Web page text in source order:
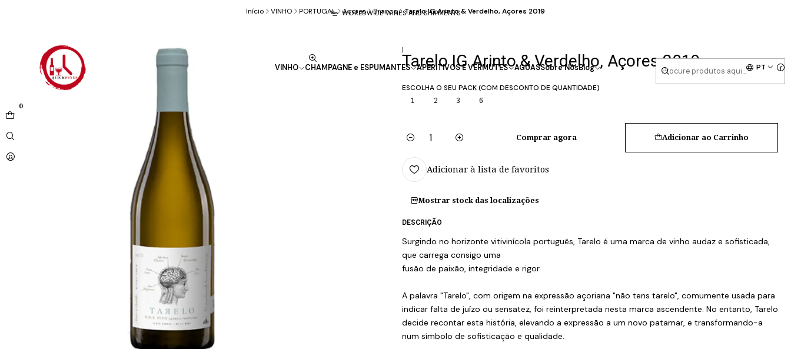
VINHO CHAMPAGNE e ESPUMANTES APERITIVOS E VERMUTES AGUASSobre NósBlog PT
0
WORLDWIDE WINES AND SHIPMENTS
Início VINHO PORTUGAL Açores Branco Tarelo IG Arinto & Verdelho, Açores 2019
|
Tarelo IG Arinto & Verdelho, Açores 2019
ESCOLHA O SEU PACK (COM DESCONTO DE QUANTIDADE)
1 2 3 6
Quantidade
Adicionar ao Carrinho
Comprar agora
Adicionar à lista de favoritos
Mostrar stock das localizações
DESCRIÇÃO
Surgindo no horizonte vitivinícola português, Tarelo é uma marca de vinho audaz e sofisticada,
que carrega consigo uma
fusão de paixão, integridade e rigor.
A palavra "Tarelo", com origem na expressão açoriana "não tens tarelo", comumente usada para
indicar falta de juízo ou sensatez, foi reinterpretada nesta marca ascendente. No entanto, Tarelo
decide recontar esta história, elevando a expressão a um novo patamar, e transformando-a
num símbolo de sofisticação e qualidade.